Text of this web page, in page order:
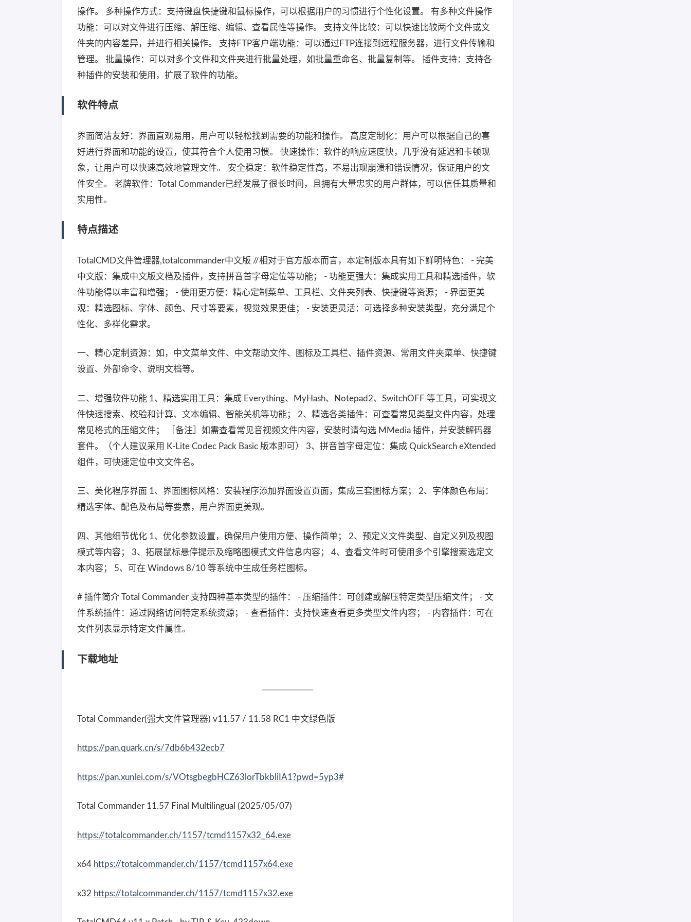
操作。 多种操作方式：支持键盘快捷键和鼠标操作，可以根据用户的习惯进行个性化设置。 有多种文件操作
功能：可以对文件进行压缩、解压缩、编辑、查看属性等操作。 支持文件比较：可以快速比较两个文件或文
件夹的内容差异，并进行相关操作。 支持FTP客户端功能：可以通过FTP连接到远程服务器，进行文件传输和
管理。 批量操作：可以对多个文件和文件夹进行批量处理，如批量重命名、批量复制等。 插件支持：支持各
种插件的安装和使用，扩展了软件的功能。
软件特点
界面简洁友好：界面直观易用，用户可以轻松找到需要的功能和操作。 高度定制化：用户可以根据自己的喜
好进行界面和功能的设置，使其符合个人使用习惯。 快速操作：软件的响应速度快，几乎没有延迟和卡顿现
象，让用户可以快速高效地管理文件。 安全稳定：软件稳定性高，不易出现崩溃和错误情况，保证用户的文
件安全。 老牌软件：Total Commander已经发展了很长时间，且拥有大量忠实的用户群体，可以信任其质量和
实用性。
特点描述
TotalCMD文件管理器,totalcommander中文版 //相对于官方版本而言，本定制版本具有如下鲜明特色： - 完美
中文版：集成中文版文档及插件，支持拼音首字母定位等功能； - 功能更强大：集成实用工具和精选插件，软
件功能得以丰富和增强； - 使用更方便：精心定制菜单、工具栏、文件夹列表、快捷键等资源； - 界面更美
观：精选图标、字体、颜色、尺寸等要素，视觉效果更佳； - 安装更灵活：可选择多种安装类型，充分满足个
性化、多样化需求。
一、精心定制资源：如，中文菜单文件、中文帮助文件、图标及工具栏、插件资源、常用文件夹菜单、快捷键
设置、外部命令、说明文档等。
二、增强软件功能 1、精选实用工具：集成 Everything、MyHash、Notepad2、SwitchOFF 等工具，可实现文
件快速搜索、校验和计算、文本编辑、智能关机等功能； 2、精选各类插件：可查看常见类型文件内容，处理
常见格式的压缩文件； ［备注］如需查看常见音视频文件内容，安装时请勾选 MMedia 插件，并安装解码器
套件。（个人建议采用 K-Lite Codec Pack Basic 版本即可） 3、拼音首字母定位：集成 QuickSearch eXtended
组件，可快速定位中文文件名。
三、美化程序界面 1、界面图标风格：安装程序添加界面设置页面，集成三套图标方案； 2、字体颜色布局：
精选字体、配色及布局等要素，用户界面更美观。
四、其他细节优化 1、优化参数设置，确保用户使用方便、操作简单； 2、预定义文件类型、自定义列及视图
模式等内容； 3、拓展鼠标悬停提示及缩略图模式文件信息内容； 4、查看文件时可使用多个引擎搜索选定文
本内容； 5、可在 Windows 8/10 等系统中生成任务栏图标。
# 插件简介 Total Commander 支持四种基本类型的插件： - 压缩插件：可创建或解压特定类型压缩文件； - 文
件系统插件：通过网络访问特定系统资源； - 查看插件：支持快速查看更多类型文件内容； - 内容插件：可在
文件列表显示特定文件属性。
下载地址
Total Commander(强大文件管理器) v11.57 / 11.58 RC1 中文绿色版
https://pan.quark.cn/s/7db6b432ecb7
https://pan.xunlei.com/s/VOtsgbegbHCZ63lorTbkbliIA1?pwd=5yp3#
Total Commander 11.57 Final Multilingual (2025/05/07)
https://totalcommander.ch/1157/tcmd1157x32_64.exe
x64 https://totalcommander.ch/1157/tcmd1157x64.exe
x32 https://totalcommander.ch/1157/tcmd1157x32.exe